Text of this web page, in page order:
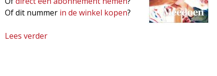
Of dit nummer in de winkel kopen?
Lees verder